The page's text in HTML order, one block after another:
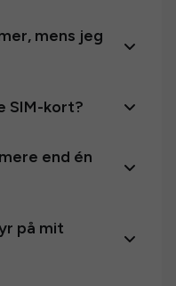
mens jeg
SIM-kort?
end én
på mit